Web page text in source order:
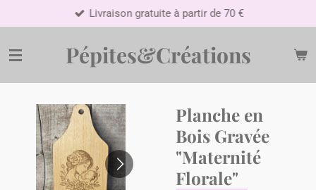
au
principal
Livraison gratuite à partir de 70 €
Pépites&Créations
​Planche en
Bois Gravée
"Maternité
Florale"